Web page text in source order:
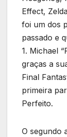
Effect,
foi um dos
passado e
1. Michael
graças a
Final
primeira
Perfeito.
O segundo